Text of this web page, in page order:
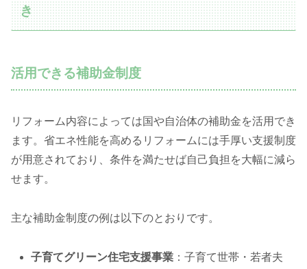
き
活用できる補助金制度
リフォーム内容によっては国や自治体の補助金を活用でき
ます。省エネ性能を高めるリフォームには手厚い支援制度
が用意されており、条件を満たせば自己負担を大幅に減ら
せます。
主な補助金制度の例は以下のとおりです。
子育てグリーン住宅支援事業 ：子育て世帯・若者夫